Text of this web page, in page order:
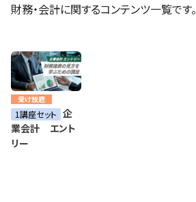
財務・会計に関するコンテンツ一覧です。
受け放題
1講座セット 企
業会計 エント
リー